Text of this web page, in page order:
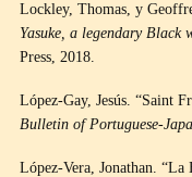
Lockley, Thomas, y
Yasuke, a legendary
Press, 2018.
López-Gay, Jesús. “Saint
Bulletin of Portuguese-
López-Vera, Jonathan.